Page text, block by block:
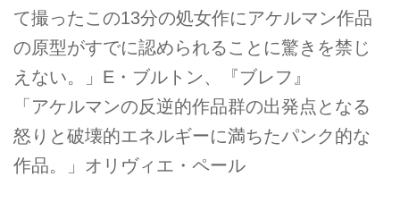
て撮ったこの13分の処女作にアケルマン作品
の原型がすでに認められることに驚きを禁じ
えない。」E・ブルトン、『ブレフ』
「アケルマンの反逆的作品群の出発点となる
怒りと破壊的エネルギーに満ちたパンク的な
作品。」オリヴィエ・ペール